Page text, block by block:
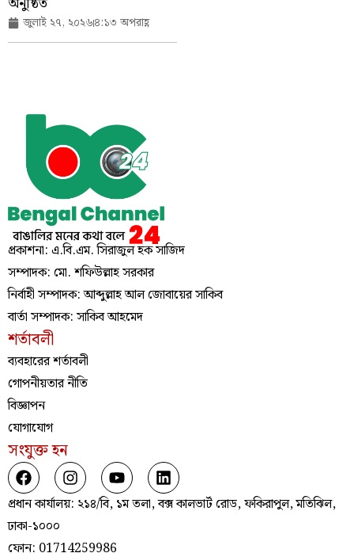
জুলাই ২৭, ২০২৬৪:১৩ অপরাহ্ণ
প্রকাশনা: এ.বি.এম. সিরাজুল হক সাজিদ
সম্পাদক: মো. শফিউল্লাহ সরকার
নির্বাহী সম্পাদক: আব্দুল্লাহ আল জোবায়ের সাকিব
বার্তা সম্পাদক: সাকিব আহমেদ
শর্তাবলী
ব্যবহারের শর্তাবলী
গোপনীয়তার নীতি
বিজ্ঞাপন
যোগাযোগ
সংযুক্ত হন
প্রধান কার্যালয়: ২১৪/বি, ১ম তলা, বক্স কালভার্ট রোড, ফকিরাপুল, মতিঝিল,
ঢাকা-১০০০
ফোন: 01714259986